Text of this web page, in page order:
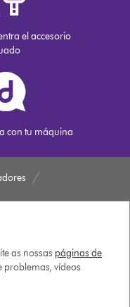
el accesorio
con tu máquina
as nossas páginas de
problemas, vídeos